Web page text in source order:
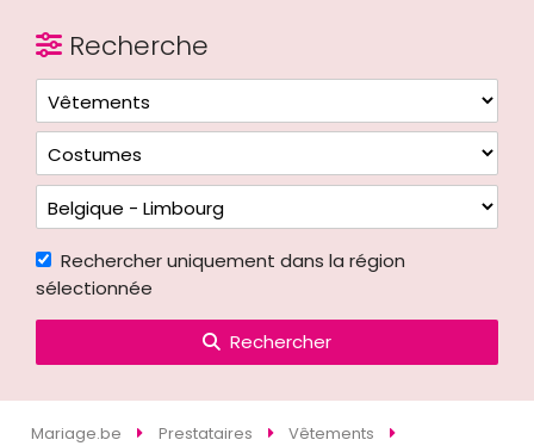
Recherche
Rechercher uniquement dans la région
sélectionnée
Rechercher
Mariage.be Prestataires
Vêtements